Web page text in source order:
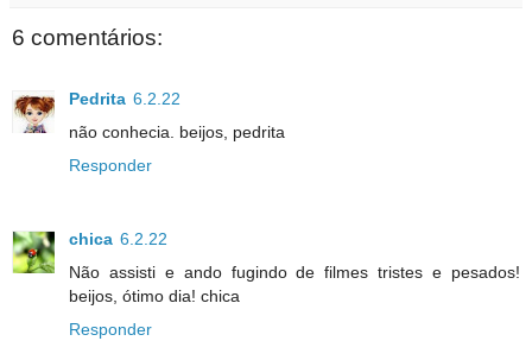
6 comentários:
Pedrita 6.2.22
não conhecia. beijos, pedrita
Responder
chica 6.2.22
Não assisti e ando fugindo de filmes tristes e pesados!
beijos, ótimo dia! chica
Responder